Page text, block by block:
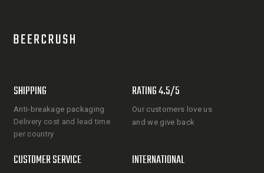
SHIPPING
Anti-breakage packaging
Delivery cost and lead time
per country
RATING 4.5/5
Our customers love us
and we give back
CUSTOMER SERVICE INTERNATIONAL